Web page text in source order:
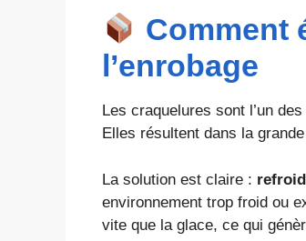
Comment
l’enrobage
Les craquelures sont l’un
Elles résultent dans la
La solution est claire :
environnement trop froid ou
vite que la glace, ce qui